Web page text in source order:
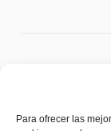
Para ofrecer las